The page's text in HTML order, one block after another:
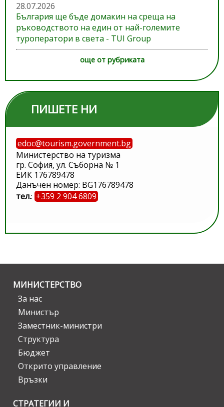
28.07.2026
България ще бъде домакин на среща на
ръководството на един от най-големите
туроператори в света - TUI Group
още от рубриката
ПИШЕТЕ НИ
edoc@tourism.government.bg
Министерство на туризма
гр. София, ул. Съборна № 1
ЕИК 176789478
Данъчен номер: BG176789478
тел.: +359 2 904 6809
МИНИСТЕРСТВО
За нас
Министър
Заместник-министри
Структура
Бюджет
Открито управление
Връзки
СТРАТЕГИИ И